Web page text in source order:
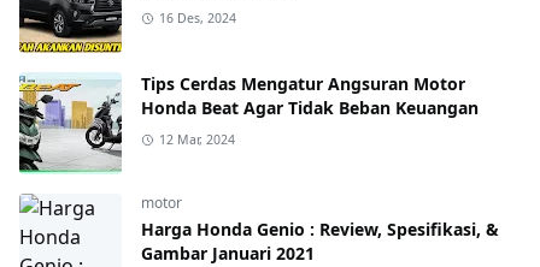
16 Des, 2024
Tips Cerdas Mengatur Angsuran Motor
Honda Beat Agar Tidak Beban Keuangan
12 Mar, 2024
motor
Harga Honda Genio : Review, Spesifikasi, &
Gambar Januari 2021